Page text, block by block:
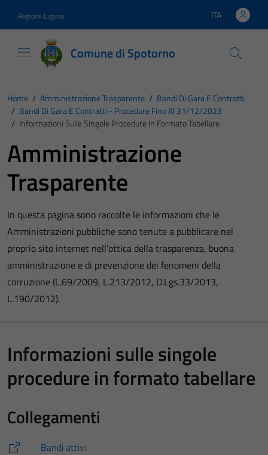
Regione Liguria Lingua attiva:
ITA
Comune di Spotorno
Home / Amministrazione Trasparente / Bandi Di Gara E Contratti
/ Bandi Di Gara E Contratti - Procedure Fino Al 31/12/2023
/ Informazioni Sulle Singole Procedure In Formato Tabellare
Amministrazione
Trasparente
In questa pagina sono raccolte le informazioni che le
Amministrazioni pubbliche sono tenute a pubblicare nel
proprio sito internet nell’ottica della trasparenza, buona
amministrazione e di prevenzione dei fenomeni della
corruzione (L.69/2009, L.213/2012, D.Lgs.33/2013,
L.190/2012).
Informazioni sulle singole
procedure in formato tabellare
Collegamenti
Bandi attivi